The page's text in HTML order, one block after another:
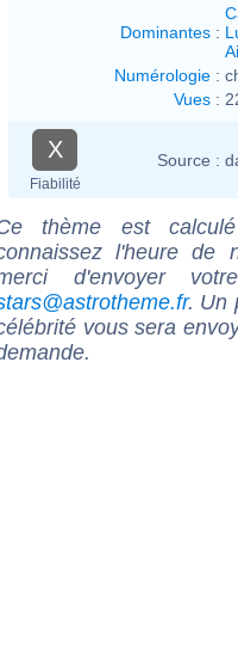
Dominantes :
Numérologie :
Vues :
X
Fiabilité
Source :
thème est
l'heure de
d'envoyer
. Un
vous sera